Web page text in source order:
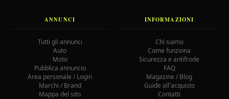
ANNUNCI
Tutti gli annunci
Auto
Moto
Pubblica annuncio
Area personale / Login
Marchi / Brand
Mappa del sito
INFORMAZIONI
Chi siamo
Come funziona
Sicurezza e antifrode
FAQ
Magazine / Blog
Guide all'acquisto
Contatti